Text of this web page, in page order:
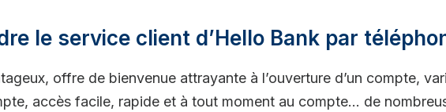
le service client d’Hello Bank par
offre de bienvenue attrayante à l’ouverture d’un compte,
accès facile, rapide et à tout moment au compte… de